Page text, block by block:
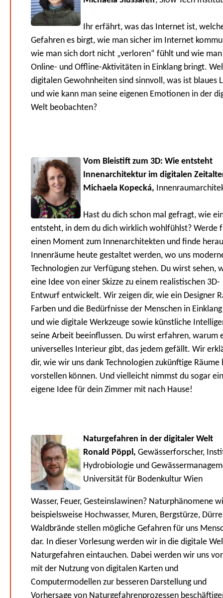
Ihr erfährt, was das Internet ist,
Gefahren es birgt, wie man sicher im Internet
wie man sich dort nicht „verloren“ fühlt und wie man
Online- und Offline-Aktivitäten in Einklang bringt.
digitalen Gewohnheiten sind sinnvoll, was ist blaues
und wie kann man seine eigenen Emotionen in der
Welt beobachten?
Vom Bleistift zum 3D: Wie entsteht
Innenarchitektur im digitalen
Michaela Kopecká,
Hast du dich schon mal gefragt, wie
entsteht, in dem du dich wirklich wohlfühlst? Werde
einen Moment zum Innenarchitekten und finde
Innenräume heute gestaltet werden, wo uns
Technologien zur Verfügung stehen. Du wirst sehen,
eine Idee von einer Skizze zu einem realistischen 3D-
Entwurf entwickelt. Wir zeigen dir, wie ein Designer
Farben und die Bedürfnisse der Menschen in
und wie digitale Werkzeuge sowie künstliche
seine Arbeit beeinflussen. Du wirst erfahren, warum
universelles Interieur gibt, das jedem gefällt. Wir
dir, wie wir uns dank Technologien zukünftige Räume
vorstellen können. Und vielleicht nimmst du sogar
eigene Idee für dein Zimmer mit nach Hause!
Naturgefahren in der digitaler Welt
Ronald Pöppl, Gewässerforscher,
Hydrobiologie und
Universität für Bodenkultur Wien
Wasser, Feuer, Gesteinslawinen? Naturphänomene
beispielsweise Hochwasser, Muren, Bergstürze,
Waldbrände stellen mögliche Gefahren für uns
dar. In dieser Vorlesung werden wir in die digitale
Naturgefahren eintauchen. Dabei werden wir uns
mit der Nutzung von digitalen Karten und
Computermodellen zur besseren Darstellung und
Vorhersage von Naturgefahrenprozessen